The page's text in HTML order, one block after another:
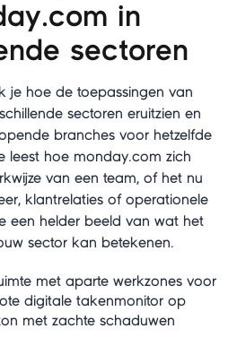
in
sectoren
je hoe de toepassingen van
sectoren eruitzien en
branches voor hetzelfde
leest hoe monday.com zich
van een team, of het nu
klantrelaties of operationele
een helder beeld van wat het
sector kan betekenen.